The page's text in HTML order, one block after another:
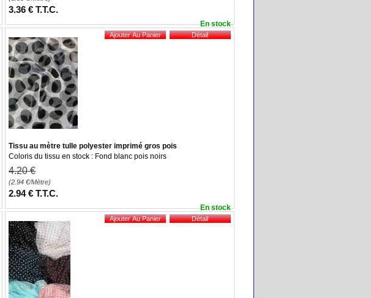
3.36 € T.T.C.
En stock
Tissu au mètre tulle polyester imprimé gros pois
Coloris du tissu en stock : Fond blanc pois noirs
4.20 €
(2.94€/Mètre)
2.94 € T.T.C.
En stock